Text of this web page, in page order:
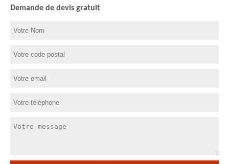
Demande de devis gratuit